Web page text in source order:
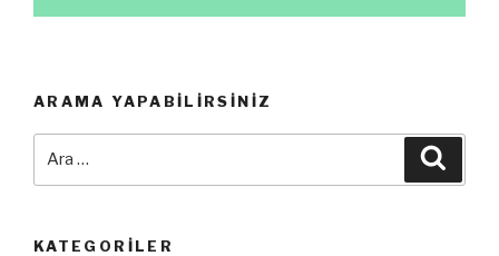
ARAMA YAPABILIRSINIZ
KATEGORILER